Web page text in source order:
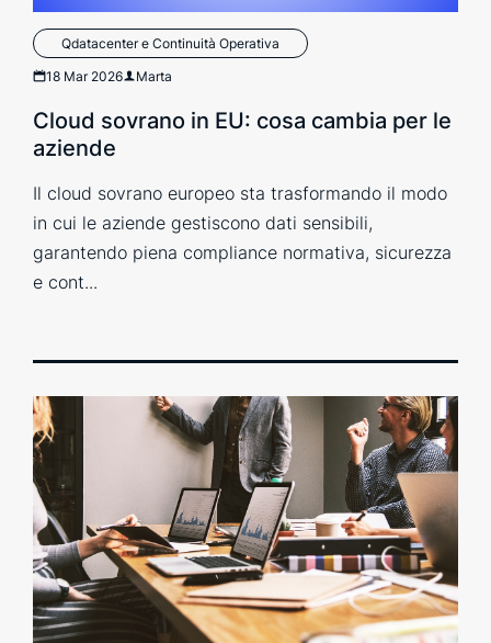
Qdatacenter e Continuità Operativa
18 Mar 2026 Marta
Cloud sovrano in EU: cosa cambia per le
aziende
Il cloud sovrano europeo sta trasformando il modo
in cui le aziende gestiscono dati sensibili,
garantendo piena compliance normativa, sicurezza
e cont...